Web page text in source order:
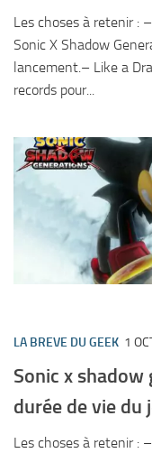
Les choses à retenir :
Sonic X Shadow
lancement.– Like a
records pour...
LA BREVE DU GEEK 1
Sonic x
durée de vie du
Les choses à retenir :